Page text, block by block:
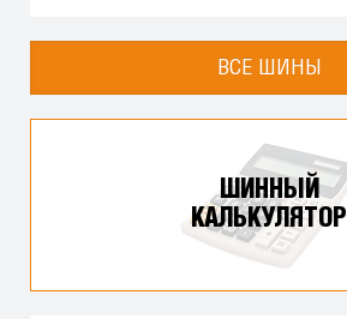
ВСЕ ШИНЫ
ШИННЫЙ
КАЛЬКУЛЯТОР